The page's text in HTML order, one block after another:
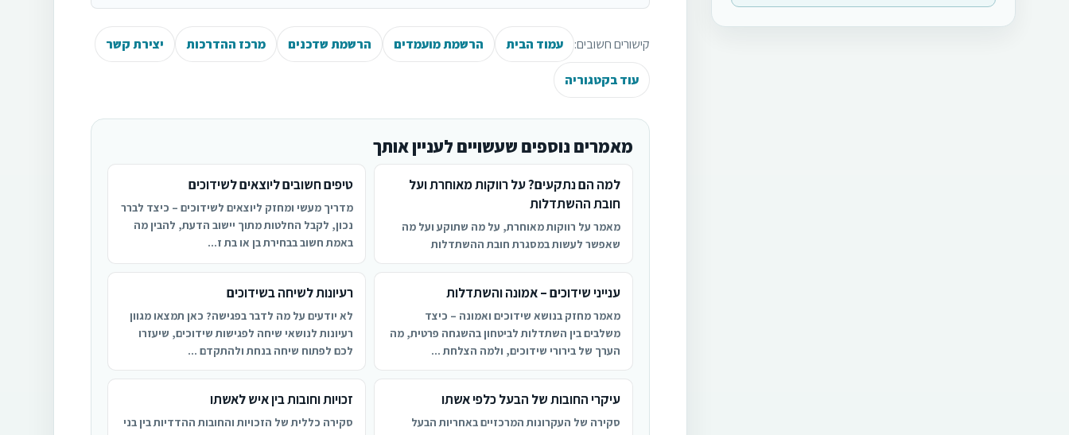
קישורים חשובים: עמוד הבית הרשמת מועמדים הרשמת שדכנים מרכז ההדרכות יצירת קשר
עוד בקטגוריה
מאמרים נוספים שעשויים לעניין אותך
למה הם נתקעים? על רווקות מאוחרת ועל
חובת ההשתדלות
מאמר על רווקות מאוחרת, על מה שתוקע ועל מה
שאפשר לעשות במסגרת חובת ההשתדלות
טיפים חשובים ליוצאים לשידוכים
מדריך מעשי ומחזק ליוצאים לשידוכים – כיצד לברר
נכון, לקבל החלטות מתוך יישוב הדעת, להבין מה
באמת חשוב בבחירת בן או בת ז...
ענייני שידוכים – אמונה והשתדלות
מאמר מחזק בנושא שידוכים ואמונה – כיצד
משלבים בין השתדלות לביטחון בהשגחה פרטית, מה
הערך של בירורי שידוכים, ולמה הצלחת ...
רעיונות לשיחה בשידוכים
לא יודעים על מה לדבר בפגישה? כאן תמצאו מגוון
רעיונות לנושאי שיחה לפגישות שידוכים, שיעזרו
לכם לפתוח שיחה בנחת ולהתקדם ...
עיקרי החובות של הבעל כלפי אשתו
סקירה של העקרונות המרכזיים באחריות הבעל
זכויות וחובות בין איש לאשתו
סקירה כללית של הזכויות והחובות ההדדיות בין בני